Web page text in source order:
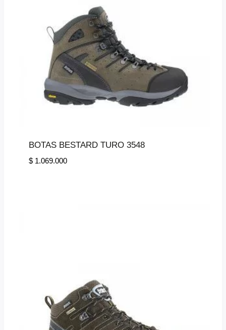
BOTAS BESTARD TURO 3548
$1.069.000